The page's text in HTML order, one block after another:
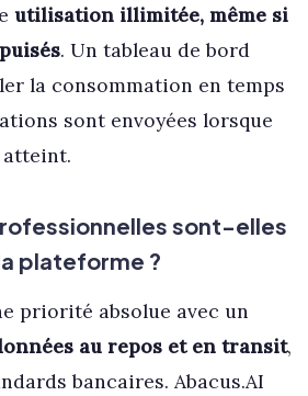
utilisation illimitée, même si
. Un tableau de bord
la consommation en temps
sont envoyées lorsque
atteint.
sont-elles
plateforme ?
priorité absolue avec un
au repos et en transit,
bancaires. Abacus.AI